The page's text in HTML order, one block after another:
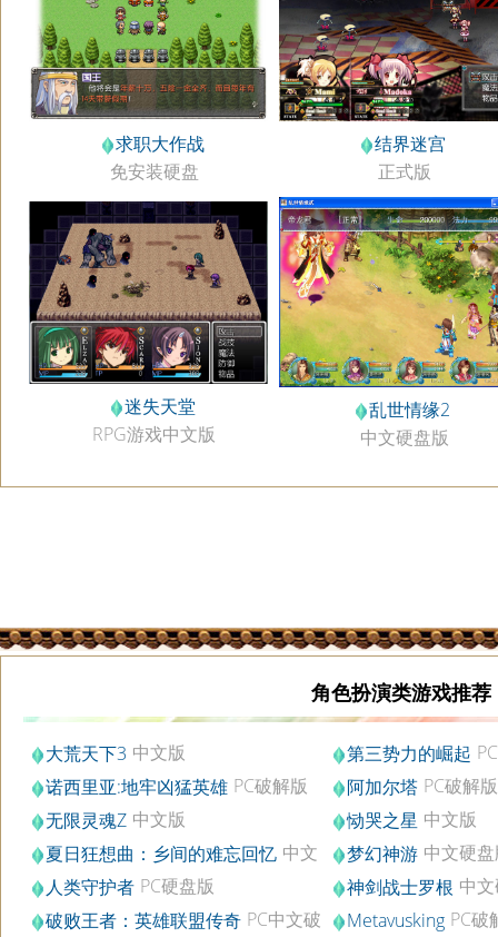
求职大作战
免安装硬盘
结界迷宫
正式版
迷失天堂
RPG游戏中文版
乱世情缘2
中文硬盘版
角色扮演类游戏推荐
大荒天下3 中文版 第三势力的崛起
解版
诺西里亚:地牢凶猛英雄 PC破解版 阿加尔塔 PC破解版
无限灵魂Z 中文版 恸哭之星 中文版
夏日狂想曲：乡间的难忘回忆 中文
破解版
梦幻神游 中文硬
人类守护者 PC硬盘版 神剑战士罗根 中
盘版
破败王者：英雄联盟传奇 PC中文破
Metavusking PC破